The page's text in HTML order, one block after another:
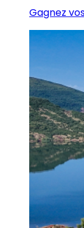
Gagnez